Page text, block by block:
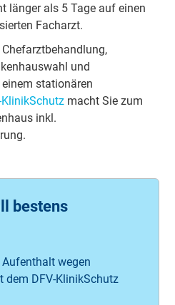
länger als 5 Tage auf einen
Facharzt.
und
stationären
KlinikSchutzmacht Sie zum
inkl.
bestens
we­gen
dem DFV-Kli­nik­Schutz